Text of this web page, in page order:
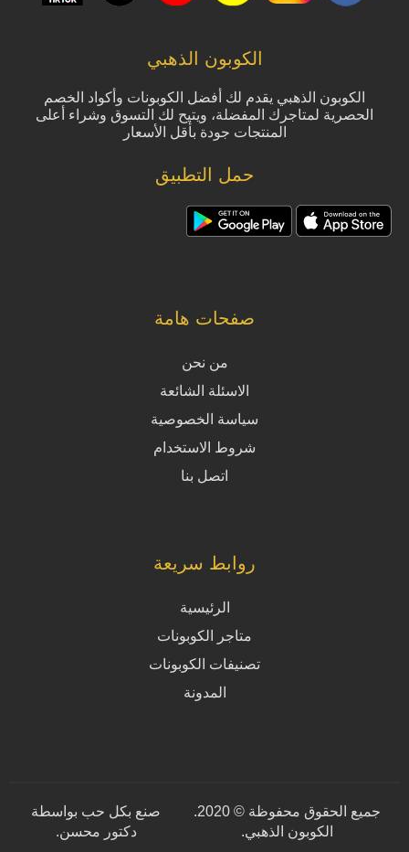
الكوبون الذهبي
الكوبون الذهبي يقدم لك أفضل الكوبونات وأكواد الخصم
الحصرية لمتاجرك المفضلة، ويتيح لك التسوق وشراء أعلى
المنتجات جودة بأقل الأسعار
حمل التطبيق
صفحات هامة
من نحن
الاسئلة الشائعة
سياسة الخصوصية
شروط الاستخدام
اتصل بنا
روابط سريعة
الرئيسية
متاجر الكوبونات
تصنيفات الكوبونات
المدونة
جميع الحقوق محفوظة © 2020.
الكوبون الذهبي.
صنع بكل حب بواسطة
دكتور محسن.